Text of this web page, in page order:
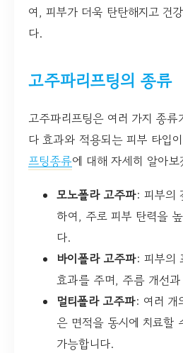
여, 피부가 더욱 탄탄해지고 건
다.
고주파리프팅의 종류
고주파리프팅은 여러 가지 종
다 효과와 적용되는 피부 타입
프팅종류에 대해 자세히 알아보
모노폴라 고주파: 피부의
하여, 주로 피부 탄력을
다.
바이폴라 고주파: 피부의
효과를 주며, 주름 개선
멀티폴라 고주파: 여러 개
은 면적을 동시에 치료할
가능합니다.